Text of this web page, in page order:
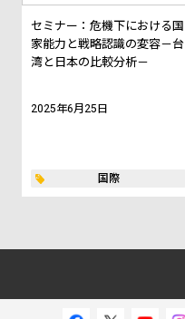
セミナー：危機下における国
家能力と戦略認識の変容－台
湾と日本の比較分析－
2025年6月25日
国際